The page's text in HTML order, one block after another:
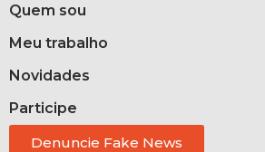
Quem sou
Meu trabalho
Novidades
Participe
Denuncie Fake News